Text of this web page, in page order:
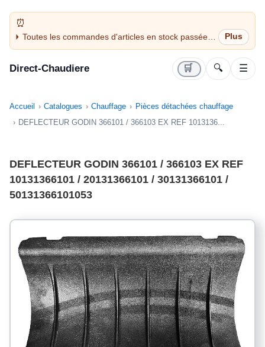
Toutes les commandes d'articles en stock passées
avant 14H sont expédiées le jour même (jours
Direct-Chaudiere 🛒 🔍 ☰
Accueil Catalogues Chauffage
Pièces détachées chauffage
DEFLECTEUR GODIN 366101 / 366103 EX REF 1013136...
DEFLECTEUR GODIN 366101 / 366103 EX REF
10131366101 / 20131366101 / 30131366101 /
50131366101053